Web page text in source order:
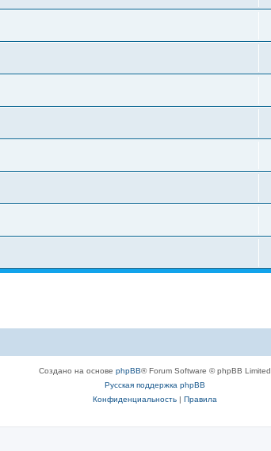
Создано на основе phpBB® Forum Software © phpBB Limited
Русская поддержка phpBB
Конфиденциальность| Правила